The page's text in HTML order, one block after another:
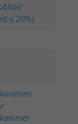
≤ 20%)